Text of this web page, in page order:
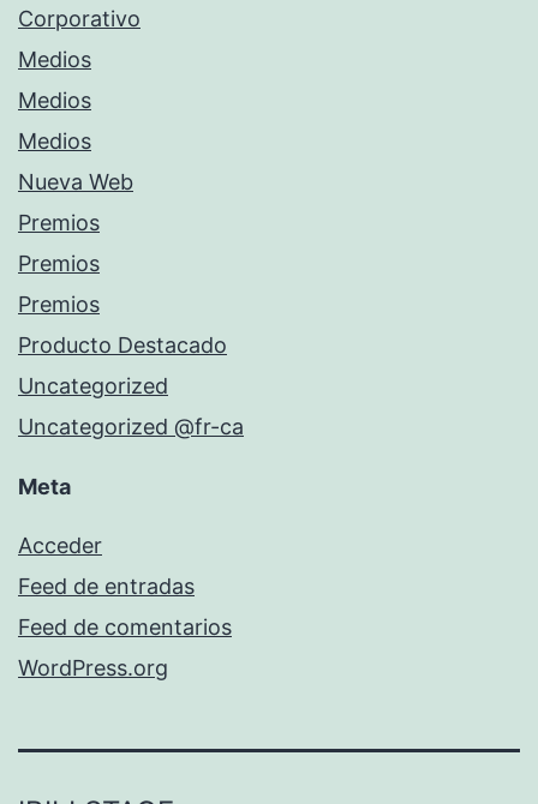
Corporativo
Medios
Medios
Medios
Nueva Web
Premios
Premios
Premios
Producto Destacado
Uncategorized
Uncategorized @fr-ca
Meta
Acceder
Feed de entradas
Feed de comentarios
WordPress.org